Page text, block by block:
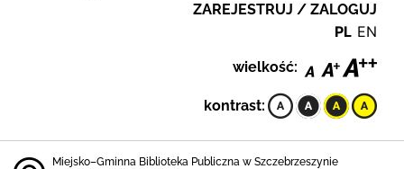
ZAREJESTRUJ / ZALOGUJ
PL EN
wielkość:
kontrast:
Miejsko–Gminna Biblioteka Publiczna w Szczebrzeszynie